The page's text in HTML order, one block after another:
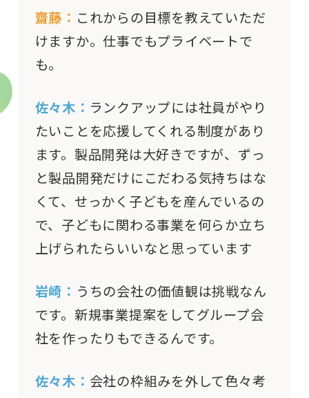
齋藤： これからの目標を教えていただ
けますか。仕事でもプライベートで
も。
佐々木： ランクアップには社員がやり
たいことを応援してくれる制度があり
ます。製品開発は大好きですが、ずっ
と製品開発だけにこだわる気持ちはな
くて、せっかく子どもを産んでいるの
で、子どもに関わる事業を何らか立ち
上げられたらいいなと思っています
岩崎： うちの会社の価値観は挑戦なん
です。新規事業提案をしてグループ会
社を作ったりもできるんです。
佐々木： 会社の枠組みを外して色々考